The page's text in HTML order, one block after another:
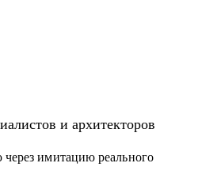
и архитекторов
через имитацию реального